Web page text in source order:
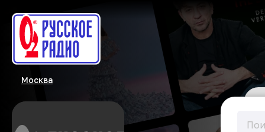
Москва